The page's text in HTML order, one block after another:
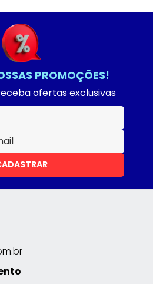
PROMOÇÕES!
ofertas exclusivas